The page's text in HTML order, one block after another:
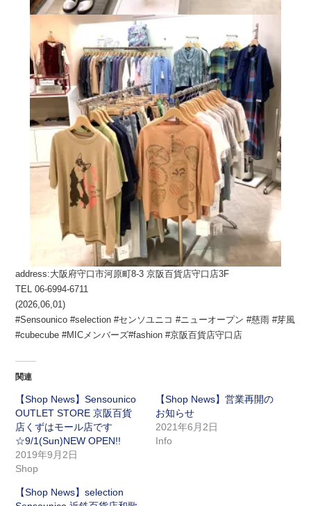
address:大阪府守口市河原町8-3 京阪百貨店守口店3F
TEL 06-6994-6711
(2026,06,01)
#Sensounico #selection #センソユニコ #ニューオープン #慈雨 #芽風
#cubecube #MICメンバーズ#fashion #京阪百貨店守口店
関連
【Shop News】Sensounico
OUTLET STORE 京阪百貨
店くずはモール店です
☆9/1(Sun)NEW OPEN!!
2019年9月2日
Shop
【Shop News】営業再開の
お知らせ
2021年6月2日
Info
【Shop News】selection